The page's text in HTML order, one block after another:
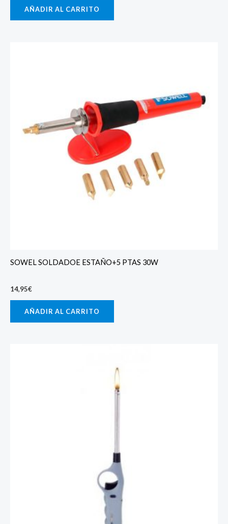
AÑADIR AL CARRITO
SOWEL SOLDADOE ESTAÑO+5 PTAS 30W
14,95€
AÑADIR AL CARRITO